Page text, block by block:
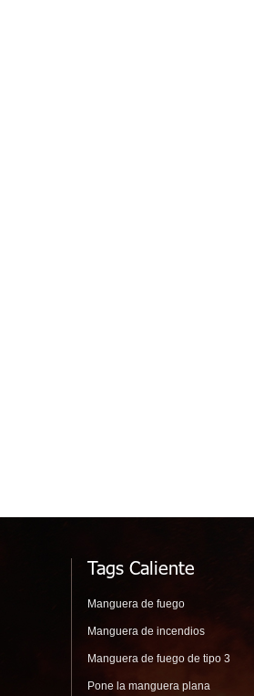
Tags Caliente
Manguera de fuego
Manguera de incendios
Manguera de fuego de tipo 3
Pone la manguera plana